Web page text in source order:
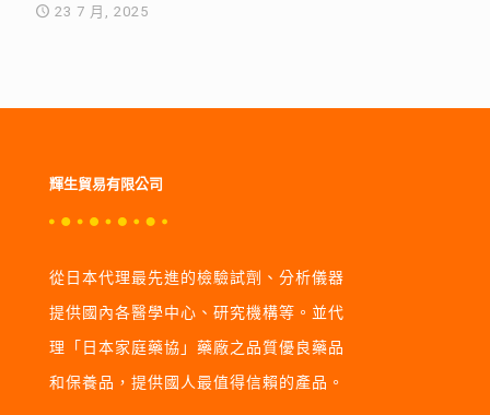
23 7 月, 2025
輝生貿易有限公司
從日本代理最先進的檢驗試劑、分析儀器
提供國內各醫學中心、研究機構等。並代
理「日本家庭藥協」藥廠之品質優良藥品
和保養品，提供國人最值得信賴的產品。